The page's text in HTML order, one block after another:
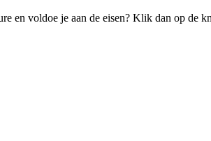
en voldoe je aan de eisen? Klik dan op de